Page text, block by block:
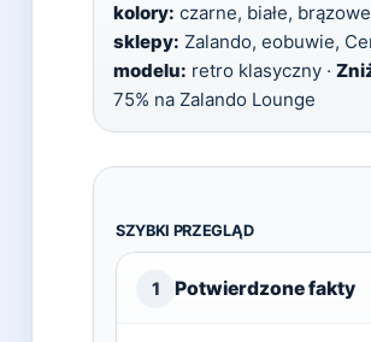
kolory: czarne, białe, brązowe
sklepy: Zalando, eobuwie,
modelu: retro klasyczny ·
75% na Zalando Lounge
SZYBKI PRZEGLĄD
1 Potwierdzone fakty